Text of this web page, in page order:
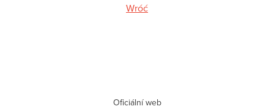
Wróć
Oficiální web